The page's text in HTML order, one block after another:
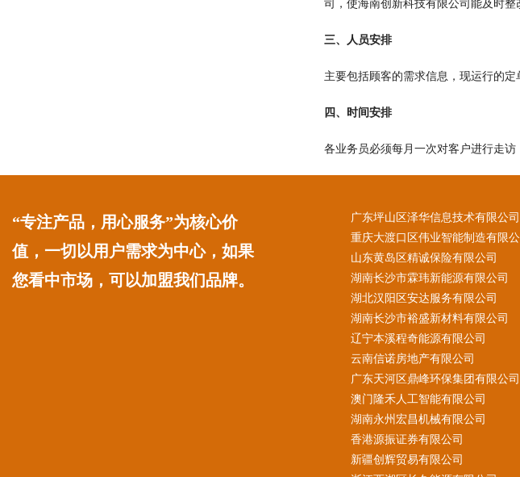
司，使海南创新科技有限公司能及时整
三、人员安排
主要包括顾客的需求信息，现运行的
四、时间安排
各业务员必须每月一次对客户进行走
“专注产品，用心服务”为核心价
值，一切以用户需求为中心，如果
您看中市场，可以加盟我们品牌。
广东坪山区泽华信息技术有限公司
重庆大渡口区伟业智能制造有限公
山东黄岛区精诚保险有限公司
湖南长沙市霖玮新能源有限公司
湖北汉阳区安达服务有限公司
湖南长沙市裕盛新材料有限公司
辽宁本溪程奇能源有限公司
云南信诺房地产有限公司
广东天河区鼎峰环保集团有限公司
澳门隆禾人工智能有限公司
湖南永州宏昌机械有限公司
香港源振证券有限公司
新疆创辉贸易有限公司